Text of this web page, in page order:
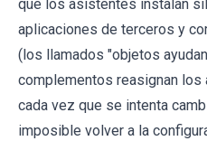
que los asistentes instalan
aplicaciones de terceros y
(los llamados "objetos
complementos reasignan los
cada vez que se intenta
imposible volver a la